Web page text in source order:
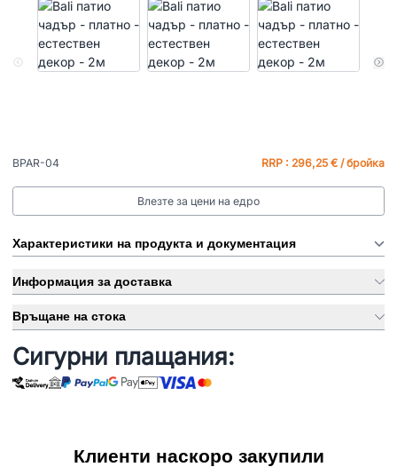
BPAR-04 RRP : 296,25 € / бройка
Влезте за цени на едро
Характеристики на продукта и документация
Информация за доставка
Връщане на стока
Сигурни плащания:
Клиенти наскоро закупили